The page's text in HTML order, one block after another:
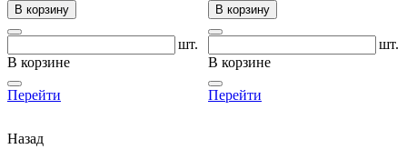
В корзину
шт.
В корзине
Перейти
В корзину
шт.
В корзине
Перейти
Назад